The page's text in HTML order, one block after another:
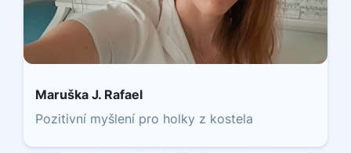
Maruška J. Rafael
Pozitivní myšlení pro holky z kostela